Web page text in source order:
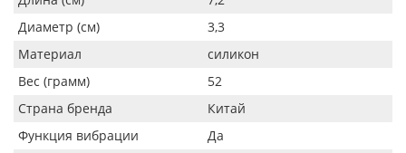
Диаметр (см)
3,3
Материал
силикон
Вес (грамм)
52
Страна бренда
Китай
Функция вибрации
Да